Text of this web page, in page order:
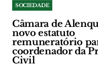
SOCIEDADE
Câmara de
novo estatuto
remuneratório
coordenador da
Civil